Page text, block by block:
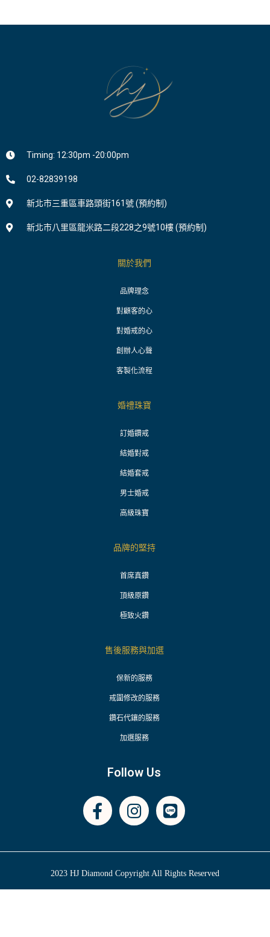
Timing: 12:30pm -20:00pm
02-82839198
新北市三重區車路頭街161號 (預約制)
新北市八里區龍米路二段228之9號10樓 (預約制)
關於我們
品牌理念
對顧客的心
對婚戒的心
創辦人心聲
客製化流程
婚禮珠寶
訂婚鑽戒
結婚對戒
結婚套戒
男士婚戒
高級珠寶
品牌的堅持
首席真鑽
頂級原鑽
極致火鑽
售後服務與加選
保新的服務
戒圍修改的服務
鑽石代鑲的服務
加選服務
Follow Us
2023 HJ Diamond Copyright All Rights Reserved